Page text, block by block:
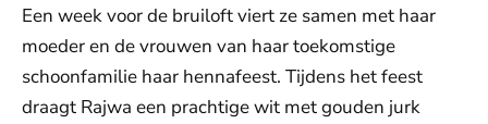
Een week voor de bruiloft viert ze samen met haar
moeder en de vrouwen van haar toekomstige
schoonfamilie haar hennafeest. Tijdens het feest
draagt Rajwa een prachtige wit met gouden jurk